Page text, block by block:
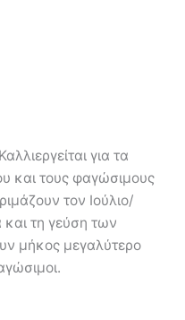
για τα
και τους φαγώσιμους
τον Ιούλιο/
τη γεύση των
μήκος μεγαλύτερο